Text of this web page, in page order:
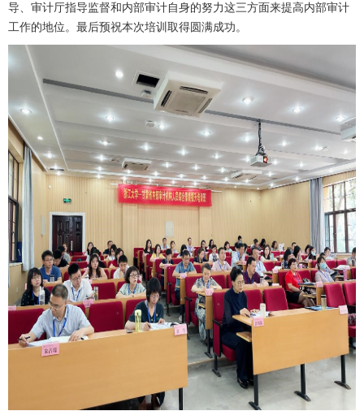
导、审计厅指导监督和内部审计自身的努力这三方面来提高内部审计
工作的地位。最后预祝本次培训取得圆满成功。